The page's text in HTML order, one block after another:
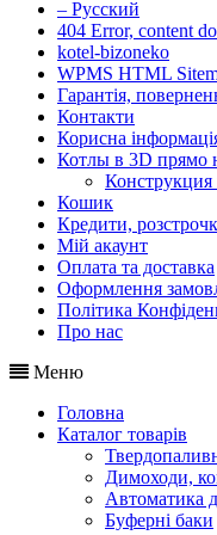
– Русский
404 Error, content
kotel-bizoneko
WPMS HTML
Гарантія,
Контакти
Корисна
Котлы в 3D прямо
Конструкция
Кошик
Кредити,
Мій акаунт
Оплата та доставка
Оформлення
Політика
Про нас
Меню
Головна
Каталог товарів
Димоходи,
Автоматика
Буферні баки